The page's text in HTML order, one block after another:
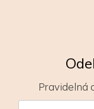
Pravidelná